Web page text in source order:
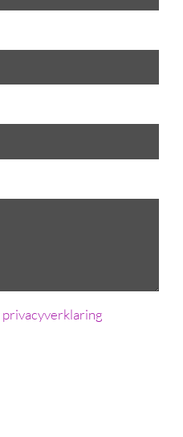
privacyverklaring